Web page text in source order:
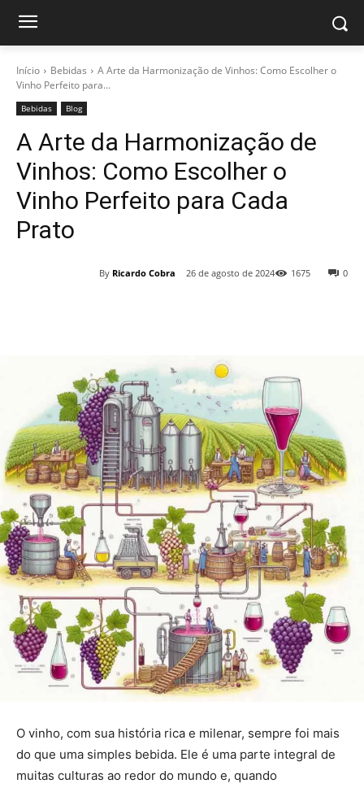
Início Bebidas
A Arte da Harmonização de Vinhos: Como Escolher o
Vinho Perfeito para...
Bebidas Blog
A Arte da Harmonização de
Vinhos: Como Escolher o
Vinho Perfeito para Cada
Prato
By Ricardo Cobra 26 de agosto de 2024 0
1675
O vinho, com sua história rica e milenar, sempre foi mais
do que uma simples bebida. Ele é uma parte integral de
muitas culturas ao redor do mundo e, quando